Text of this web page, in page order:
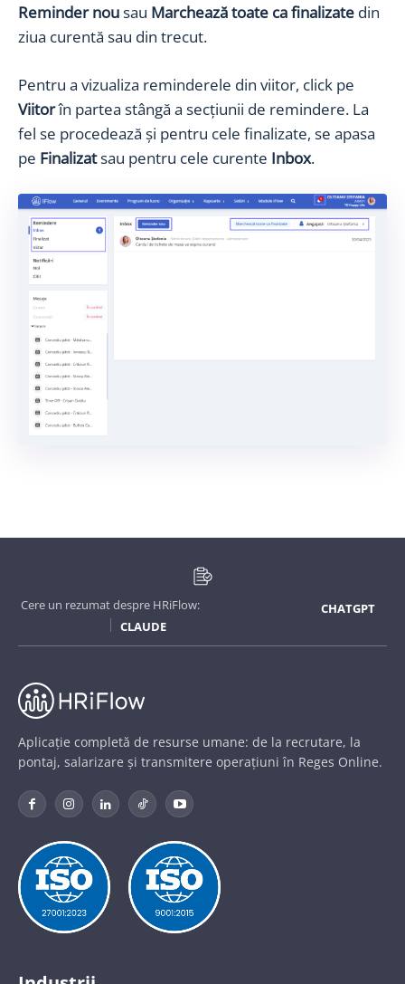
Reminder nousau Marchează toate ca finalizate din
ziua curentă sau din trecut.
Pentru a vizualiza reminderele din viitor, click pe
Viitorîn partea stângă a secțiunii de remindere. La
fel se procedează și pentru cele finalizate, se apasa
pe Finalizatsau pentru cele curente Inbox.
Cere un rezumat despre HRiFlow:
CHATGPT
CLAUDE
Aplicație completă de resurse umane: de la recrutare, la
pontaj, salarizare și transmitere operațiuni în Reges Online.